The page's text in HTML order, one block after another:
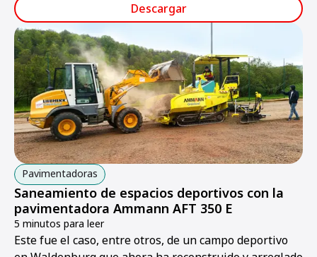
se adapten a los cambios. Todos los demás, quedarán
rezagados.
Descargar
Pavimentadoras
Saneamiento de espacios deportivos con la
pavimentadora Ammann AFT 350 E
5 minutos para leer
Este fue el caso, entre otros, de un campo deportivo